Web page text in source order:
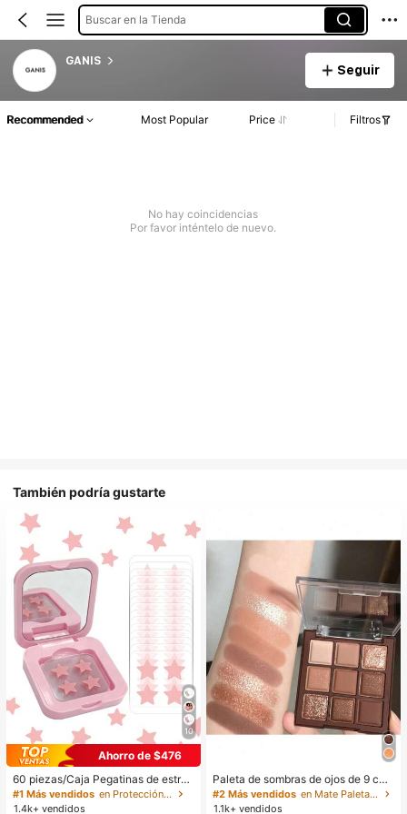
Buscar en la Tienda
GANIS
Seguir
Recommended Most Popular Price Filtros
No hay coincidencias
Por favor inténtelo de nuevo.
También podría gustarte
10
Ahorro de $476
60 piezas/Caja Pegatinas de estrell
a lindas - Pegatinas faciales, sin al
cohol, sin fragancia, suaves en la pi
#1 Más vendidos
en Protección de la piel
1.4k+ vendidos
Paleta de sombras de ojos de 9 col
ores de tonos tierra neutros de cho
colate con leche, maquillaje ligero,
#2 Más vendidos
en Mate Paletas de sombras de ojos
1.1k+ vendidos